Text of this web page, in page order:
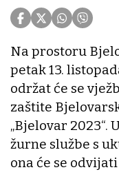
Na prostoru
petak 13.
održat će se
zaštite
„Bjelovar 2023“.
žurne službe s
ona će se